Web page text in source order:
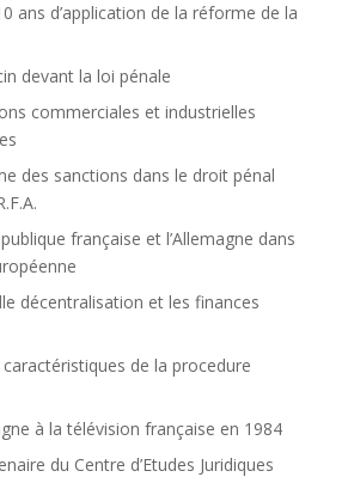
ans d’application de la réforme de la
devant la loi pénale
commerciales et industrielles
des sanctions dans le droit pénal
publique française et l’Allemagne dans
décentralisation et les finances
caractéristiques de la procedure
à la télévision française en 1984
du Centre d’Etudes Juridiques